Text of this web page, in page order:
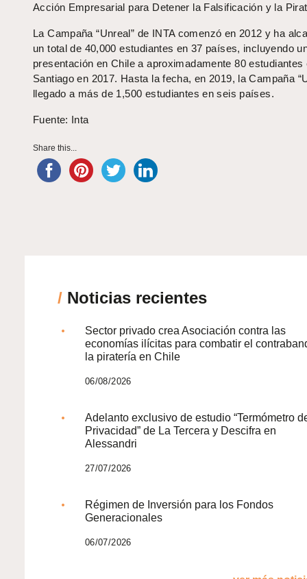
Acción Empresarial para Detener la Falsificación y la
La Campaña “Unreal” de INTA comenzó en 2012 y ha
un total de 40,000 estudiantes en 37 países, incluyendo
presentación en Chile a aproximadamente 80 estudiantes
Santiago en 2017. Hasta la fecha, en 2019, la Campaña
llegado a más de 1,500 estudiantes en seis países.
Fuente: Inta
Share this...
/ Noticias recientes
Sector privado crea Asociación contra las
economías ilícitas para combatir el
la piratería en Chile
06/08/2026
Adelanto exclusivo de estudio “Termómetro
Privacidad” de La Tercera y Descifra en
Alessandri
27/07/2026
Régimen de Inversión para los Fondos
Generacionales
06/07/2026